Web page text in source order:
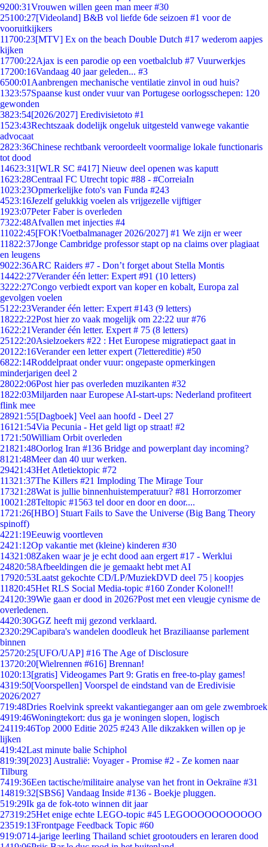
9200:31Vrouwen willen geen man meer #30
25100:27[Videoland] B&B vol liefde 6de seizoen #1 voor de
vooruitkijkers
11700:23[MTV] Ex on the beach Double Dutch #17 wederom aapjes
kijken
17700:22Ajax is een parodie op een voetbalclub #7 Vuurwerkjes
17200:16Vandaag 40 jaar geleden... #3
6500:01 Aanbrengen mechanische ventilatie zinvol in oud huis?
1323:57Spaanse kust onder vuur van Portugese oorlogsschepen: 120
gewonden
3823:54[2026/2027] Eredivisietoto #1
1523:43Rechtszaak dodelijk ongeluk uitgesteld vanwege vakantie
advocaat
2823:36Chinese rechtbank veroordeelt voormalige lokale functionaris
tot dood
14623:31 [WLR SC #417] Nieuw deel openen was kaputt
1623:28Centraal FC Utrecht topic #88 - #CorreiaIn
1023:23Opmerkelijke foto's van Funda #243
4523:16Jezelf gelukkig voelen als vrijgezelle vijftiger
1923:07Peter Faber is overleden
7322:48Afvallen met injecties #4
11022:45[FOK!Voetbalmanager 2026/2027] #1 We zijn er weer
11822:37Jonge Cambridge professor stapt op na claims over plagiaat
en leugens
9022:36ARC Raiders #7 - Don’t forget about Stella Montis
14422:27Verander één letter: Expert #91 (10 letters)
3222:27Congo verbiedt export van koper en kobalt, Europa zal
gevolgen voelen
51 22:23Verander één letter: Expert #143 (9 letters)
18222:22Post hier zo vaak mogelijk om 22:22 uur #76
1622:21Verander één letter. Expert # 75 (8 letters)
251 22:20Asielzoekers #22 : Het Europese migratiepact gaat in
201 22:16Verander een letter expert (7lettereditie) #50
6822:14Roddelpraat onder vuur: ongepaste opmerkingen
minderjarigen deel 2
28022:06Post hier pas overleden muzikanten #32
1822:03Miljarden naar Europese AI-start-ups: Nederland profiteert
flink mee
28921:55[Dagboek] Veel aan hoofd - Deel 27
161 21:54Via Pecunia - Het geld ligt op straat! #2
1721:50William Orbit overleden
21821:48Oorlog Iran #136 Bridge and powerplant day incoming?
81 21:48Meer dan 40 uur werken.
29421:43Het Atletiektopic #72
11321:37The Killers #21 Imploding The Mirage Tour
17321:28Wat is jullie binnenhuistemperatuur? #81 Horrorzomer
10021:28Teltopic #1563 tel door en door en door....
1721:26[HBO] Stuart Fails to Save the Universe (Big Bang Theory
spinoff)
4221:19Eeuwig voortleven
2421:12Op vakantie met (kleine) kinderen #30
14321:08Zaken waar je je echt dood aan ergert #17 - Werklui
24820:58Afbeeldingen die je gemaakt hebt met AI
17920:53Laatst gekochte CD/LP/MuziekDVD deel 75 | koopjes
11820:45Het RLS Social Media-topic #160 Zonder Kolonel!!
241 20:39Wie gaan er dood in 2026?Post met een vleugje cynisme de
overledenen.
4420:30GGZ heeft mij gezond verklaard.
2320:29Capibara's wandelen doodleuk het Braziliaanse parlement
binnen
25720:25[UFO/UAP] #16 The Age of Disclosure
13720:20[Wielrennen #616] Brennan!
1020:13[gratis] Videogames Part 9: Gratis en free-to-play games!
4319:50[Voorspellen] Voorspel de eindstand van de Eredivisie
2026/2027
719:48Dries Roelvink spreekt vakantieganger aan om gele zwembroek
4919:46Woningtekort: dus ga je woningen slopen, logisch
24119:46Top 2000 Editie 2025 #243 Alle dikzakken willen op je
lijken
419:42Last minute balie Schiphol
819:39[2023] Australië: Voyager - Promise #2 - Ze komen naar
Tilburg
7419:36Een tactische/militaire analyse van het front in Oekraïne #31
14819:32[SBS6] Vandaag Inside #136 - Boekje pluggen.
519:29Ik ga de fok-toto winnen dit jaar
27319:25Het enige echte LEGO-topic #45 LEGOOOOOOOOOOO
23519:13Frontpage Feedback Topic #60
919:0714-jarige leerling Thailand schiet grootouders en leraren dood